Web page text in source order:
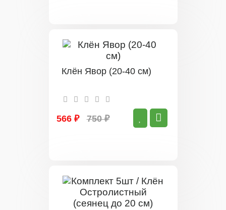
Клён Явор (20-40 см)
566 ₽ 750 ₽